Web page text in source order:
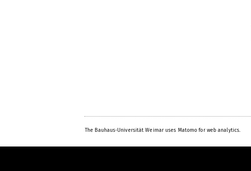
The Bauhaus-Universität Weimar uses Matomo for web analytics.